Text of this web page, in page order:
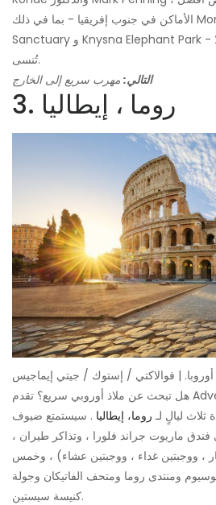
الأماكن في جنوب إفريقيا - بما في ذلك Monkeyland Primate
Sanctuary و Knysna Elephant Park - من بين أنشطة أخرى لا
تُنسى.
التالي: مهرب سريع إلى الخارج
3. روما ، إيطاليا
| فوالاكتي / إستوك / جيتي إيماجيس
هل تبحث عن ملاذ أوروبي سريع؟ تقدم Adventures by Disney الآن
ليالٍ لـ روما، إيطاليا . سيستمتع ضيوف
فندق ماريوت جراند فلورا ، وتذاكر طيران ،
، ووجبتين غداء ، ووجبتين عشاء) ، وخمس
ومنتدى روما ومتحف الفاتيكان وجولة
كنيسة سيستين.